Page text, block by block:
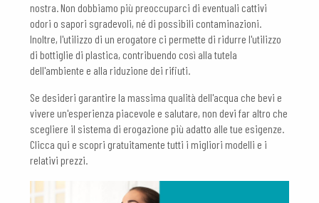
nostra. Non dobbiamo più preoccuparci di eventuali cattivi
odori o sapori sgradevoli, né di possibili contaminazioni.
Inoltre, l'utilizzo di un erogatore ci permette di ridurre l'utilizzo
di bottiglie di plastica, contribuendo così alla tutela
dell'ambiente e alla riduzione dei rifiuti.
Se desideri garantire la massima qualità dell'acqua che bevi e
vivere un'esperienza piacevole e salutare, non devi far altro che
scegliere il sistema di erogazione più adatto alle tue esigenze.
Clicca qui e scopri gratuitamente tutti i migliori modelli e i
relativi prezzi.